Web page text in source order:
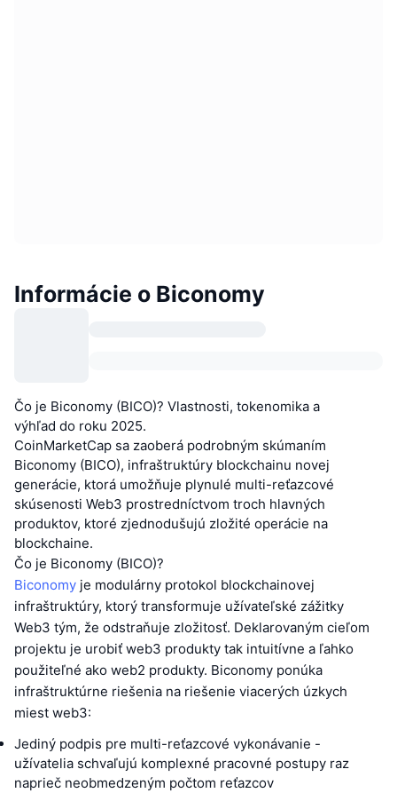
Informácie o Biconomy
Čo je Biconomy (BICO)? Vlastnosti, tokenomika a
výhľad do roku 2025.
CoinMarketCap sa zaoberá podrobným skúmaním
Biconomy (BICO), infraštruktúry blockchainu novej
generácie, ktorá umožňuje plynulé multi-reťazcové
skúsenosti Web3 prostredníctvom troch hlavných
produktov, ktoré zjednodušujú zložité operácie na
blockchaine.
Čo je Biconomy (BICO)?
Biconomy je modulárny protokol blockchainovej
infraštruktúry, ktorý transformuje užívateľské zážitky
Web3 tým, že odstraňuje zložitosť. Deklarovaným cieľom
projektu je urobiť web3 produkty tak intuitívne a ľahko
použiteľné ako web2 produkty. Biconomy ponúka
infraštruktúrne riešenia na riešenie viacerých úzkych
miest web3:
Jediný podpis pre multi-reťazcové vykonávanie -
užívatelia schvaľujú komplexné pracovné postupy raz
naprieč neobmedzeným počtom reťazcov